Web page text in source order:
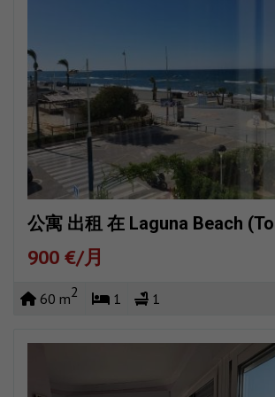
公寓 出租 在 Laguna Beach
900 €/月
60 m2 1 1